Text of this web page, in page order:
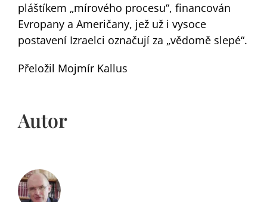
pláštíkem „mírového procesu“, financován
Evropany a Američany, jež už i vysoce
postavení Izraelci označují za „vědomě slepé“.
Přeložil Mojmír Kallus
Autor